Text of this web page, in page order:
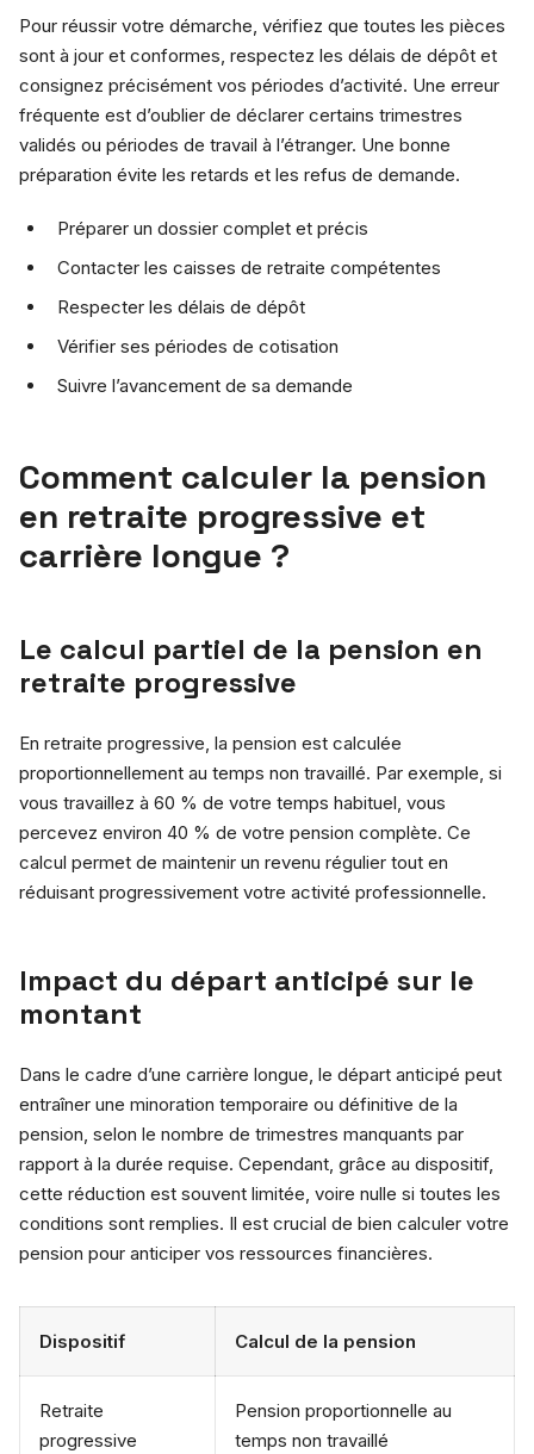
Pour réussir votre démarche, vérifiez que toutes les pièces
sont à jour et conformes, respectez les délais de dépôt et
consignez précisément vos périodes d’activité. Une erreur
fréquente est d’oublier de déclarer certains trimestres
validés ou périodes de travail à l’étranger. Une bonne
préparation évite les retards et les refus de demande.
Préparer un dossier complet et précis
Contacter les caisses de retraite compétentes
Respecter les délais de dépôt
Vérifier ses périodes de cotisation
Suivre l’avancement de sa demande
Comment calculer la pension
en retraite progressive et
carrière longue ?
Le calcul partiel de la pension en
retraite progressive
En retraite progressive, la pension est calculée
proportionnellement au temps non travaillé. Par exemple, si
vous travaillez à 60 % de votre temps habituel, vous
percevez environ 40 % de votre pension complète. Ce
calcul permet de maintenir un revenu régulier tout en
réduisant progressivement votre activité professionnelle.
Impact du départ anticipé sur le
montant
Dans le cadre d’une carrière longue, le départ anticipé peut
entraîner une minoration temporaire ou définitive de la
pension, selon le nombre de trimestres manquants par
rapport à la durée requise. Cependant, grâce au dispositif,
cette réduction est souvent limitée, voire nulle si toutes les
conditions sont remplies. Il est crucial de bien calculer votre
pension pour anticiper vos ressources financières.
Dispositif Calcul de la pension
Retraite
progressive
Pension proportionnelle au
temps non travaillé